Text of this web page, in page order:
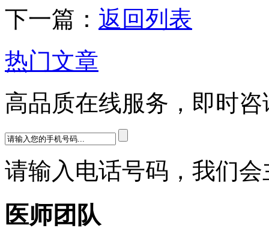
下一篇： 返回列表
热门文章
高品质在线服务，即时咨
请输入电话号码，我们
医师团队